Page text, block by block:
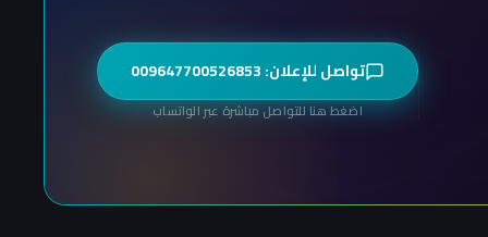
تواصل للإعلان: 009647700526853
اضغط هنا للتواصل مباشرة عبر الواتساب